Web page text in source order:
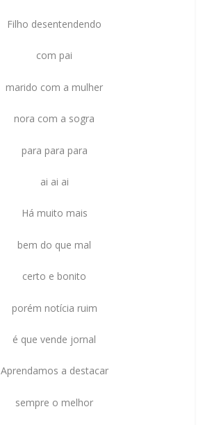
Filho desentendendo
com pai
marido com a mulher
nora com a sogra
para para para
ai ai ai
Há muito mais
bem do que mal
certo e bonito
porém notícia ruim
é que vende jornal
Aprendamos a destacar
sempre o melhor